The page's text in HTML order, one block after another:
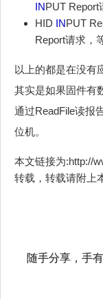
INPUT Report
HID INPUT
Report请求，
以上的都是在没有
其实是如果固件有
通过ReadFile读报
位机。
本文链接为:http://
转载，转载请附上
随手分享，手